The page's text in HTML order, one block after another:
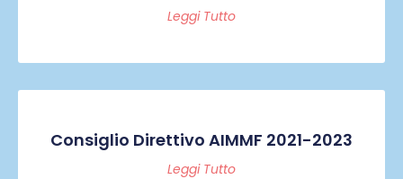
Leggi Tutto
Consiglio Direttivo AIMMF 2021-2023
Leggi Tutto